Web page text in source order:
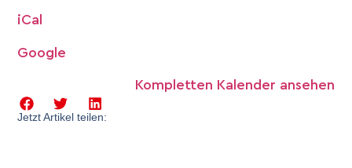
iCal
Google
Kompletten Kalender ansehen
Jetzt Artikel teilen: